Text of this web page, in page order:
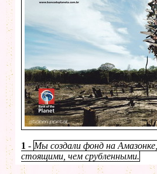
1 - Мы создали фонд на
стоящими, чем срубленными.